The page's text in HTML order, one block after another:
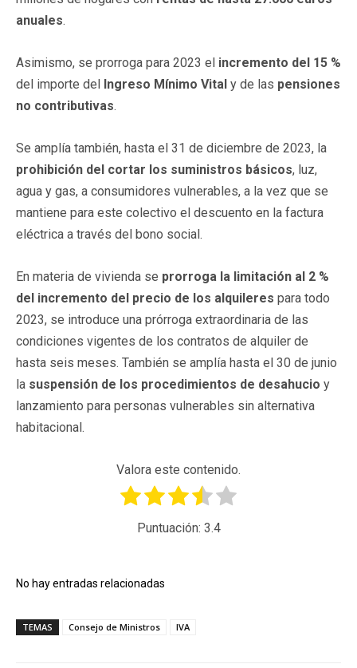
anuales.
Asimismo, se prorroga para 2023 el incremento del 15 %
del importe del Ingreso Mínimo Vital y de las pensiones
no contributivas.
Se amplía también, hasta el 31 de diciembre de 2023, la
prohibición del cortar los suministros básicos, luz,
agua y gas, a consumidores vulnerables, a la vez que se
mantiene para este colectivo el descuento en la factura
eléctrica a través del bono social.
En materia de vivienda se prorroga la limitación al 2 %
del incremento del precio de los alquileres para todo
2023, se introduce una prórroga extraordinaria de las
condiciones vigentes de los contratos de alquiler de
hasta seis meses. También se amplía hasta el 30 de junio
la suspensión de los procedimientos de desahucio y
lanzamiento para personas vulnerables sin alternativa
habitacional.
Valora este contenido.
Puntuación: 3.4
No hay entradas relacionadas
TEMAS Consejo de Ministros IVA